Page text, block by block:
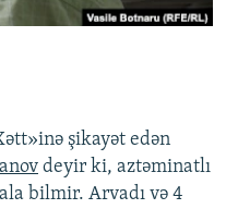
şikayət edən
deyir ki, aztəminatlı
bilmir. Arvadı və 4